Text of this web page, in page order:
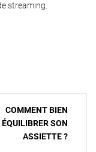
streaming.
COMMENT BIEN
ÉQUILIBRER SON
ASSIETTE ?